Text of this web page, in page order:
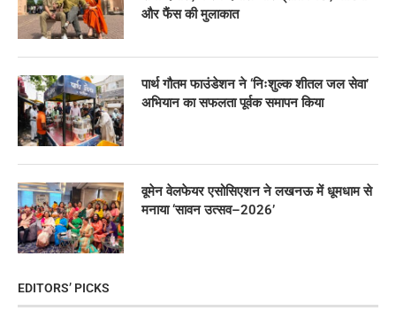
और फैंस की मुलाकात
पार्थ गौतम फाउंडेशन ने ‘निःशुल्क शीतल जल सेवा’
अभियान का सफलता पूर्वक समापन किया
वूमेन वेलफेयर एसोसिएशन ने लखनऊ में धूमधाम से
मनाया ‘सावन उत्सव–2026’
EDITORS’ PICKS